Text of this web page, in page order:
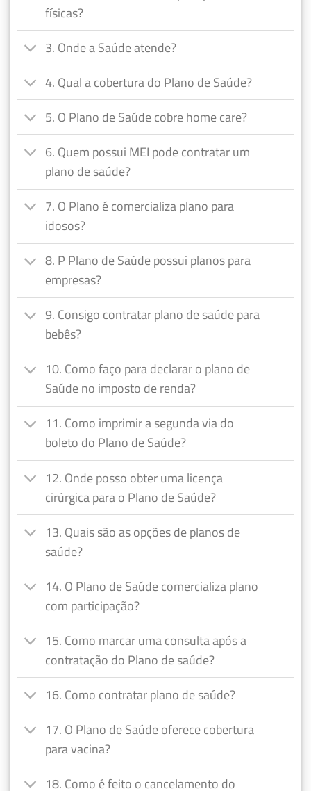
físicas?
3. Onde a Saúde atende?
4. Qual a cobertura do Plano de Saúde?
5. O Plano de Saúde cobre home care?
6. Quem possui MEI pode contratar um
plano de saúde?
7. O Plano é comercializa plano para
idosos?
8. P Plano de Saúde possui planos para
empresas?
9. Consigo contratar plano de saúde para
bebês?
10. Como faço para declarar o plano de
Saúde no imposto de renda?
11. Como imprimir a segunda via do
boleto do Plano de Saúde?
12. Onde posso obter uma licença
cirúrgica para o Plano de Saúde?
13. Quais são as opções de planos de
saúde?
14. O Plano de Saúde comercializa plano
com participação?
15. Como marcar uma consulta após a
contratação do Plano de saúde?
16. Como contratar plano de saúde?
17. O Plano de Saúde oferece cobertura
para vacina?
18. Como é feito o cancelamento do